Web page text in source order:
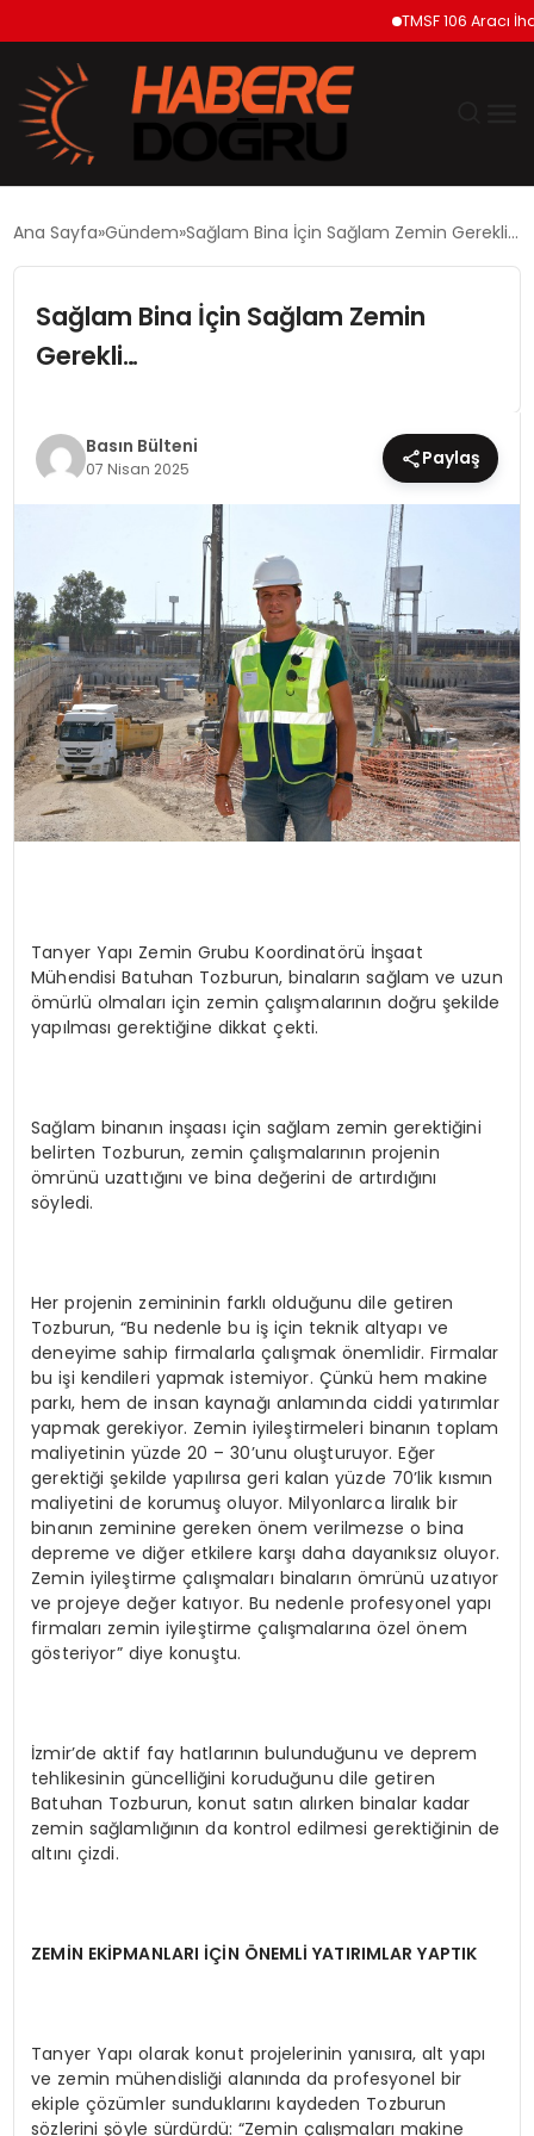
TMSF 106 Aracı
SİYASET
TEKNOLOJİ
EĞİTİM
MAGAZİN
SAĞLIK
YAŞAM
Ana Sayfa Gündem Sağlam Bina İçin Sağlam Zemin Gerekli…
Sağlam Bina İçin Sağlam Zemin
Gerekli…
Basın Bülteni
07 Nisan 2025 Paylaş
Tanyer Yapı Zemin Grubu Koordinatörü İnşaat
Mühendisi Batuhan Tozburun, binaların sağlam ve uzun
ömürlü olmaları için zemin çalışmalarının doğru şekilde
yapılması gerektiğine dikkat çekti.
Sağlam binanın inşaası için sağlam zemin gerektiğini
belirten Tozburun, zemin çalışmalarının projenin
ömrünü uzattığını ve bina değerini de artırdığını
söyledi.
Her projenin zemininin farklı olduğunu dile getiren
Tozburun, “Bu nedenle bu iş için teknik altyapı ve
deneyime sahip firmalarla çalışmak önemlidir. Firmalar
bu işi kendileri yapmak istemiyor. Çünkü hem makine
parkı, hem de insan kaynağı anlamında ciddi yatırımlar
yapmak gerekiyor. Zemin iyileştirmeleri binanın toplam
maliyetinin yüzde 20 – 30’unu oluşturuyor. Eğer
gerektiği şekilde yapılırsa geri kalan yüzde 70’lik kısmın
maliyetini de korumuş oluyor. Milyonlarca liralık bir
binanın zeminine gereken önem verilmezse o bina
depreme ve diğer etkilere karşı daha dayanıksız oluyor.
Zemin iyileştirme çalışmaları binaların ömrünü uzatıyor
ve projeye değer katıyor. Bu nedenle profesyonel yapı
firmaları zemin iyileştirme çalışmalarına özel önem
gösteriyor” diye konuştu.
İzmir’de aktif fay hatlarının bulunduğunu ve deprem
tehlikesinin güncelliğini koruduğunu dile getiren
Batuhan Tozburun, konut satın alırken binalar kadar
zemin sağlamlığının da kontrol edilmesi gerektiğinin de
altını çizdi.
ZEMİN EKİPMANLARI İÇİN ÖNEMLİ YATIRIMLAR YAPTIK
Tanyer Yapı olarak konut projelerinin yanısıra, alt yapı
ve zemin mühendisliği alanında da profesyonel bir
ekiple çözümler sunduklarını kaydeden Tozburun
sözlerini şöyle sürdürdü: “Zemin çalışmaları makine